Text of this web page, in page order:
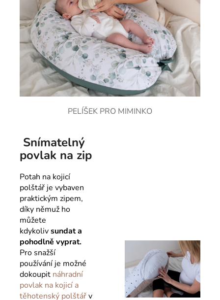
PELÍŠEK PRO MIMINKO
Snímatelný
povlak na zip
Potah na kojicí
polštář je vybaven
praktickým zipem,
díky němuž ho
můžete
kdykolivsundat a
pohodlně vyprat.
Pro snažší
používání je možné
dokoupit náhradní
povlak na kojicí a
těhotenský polštářv